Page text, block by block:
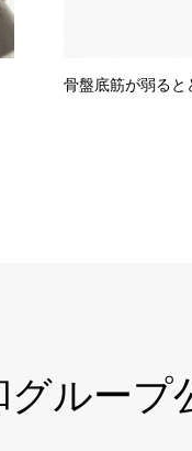
骨盤底筋が弱ると
グルー